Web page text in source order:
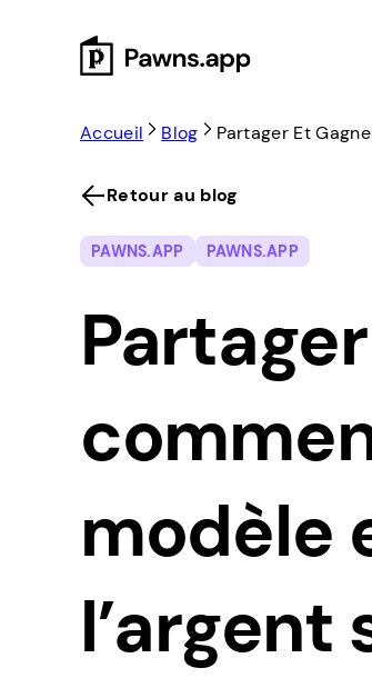
Accueil Blog Partager Et
Retour au blog
PAWNS.APP PAWNS.APP
modèle
l’argent